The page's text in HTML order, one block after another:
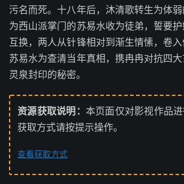
污名而死。十八年后，沐清歌转生为体
为西山派掌门的苏易水收为徒弟，誓要
互换，两人从针锋相对到渐生情愫，卷入
苏易水为查清当年真相，携冉冉对抗四
灵泉封印的秘密。
资源获取说明： 本页面仅对影视作品进
获取方式请按提示操作。
查看获取方式